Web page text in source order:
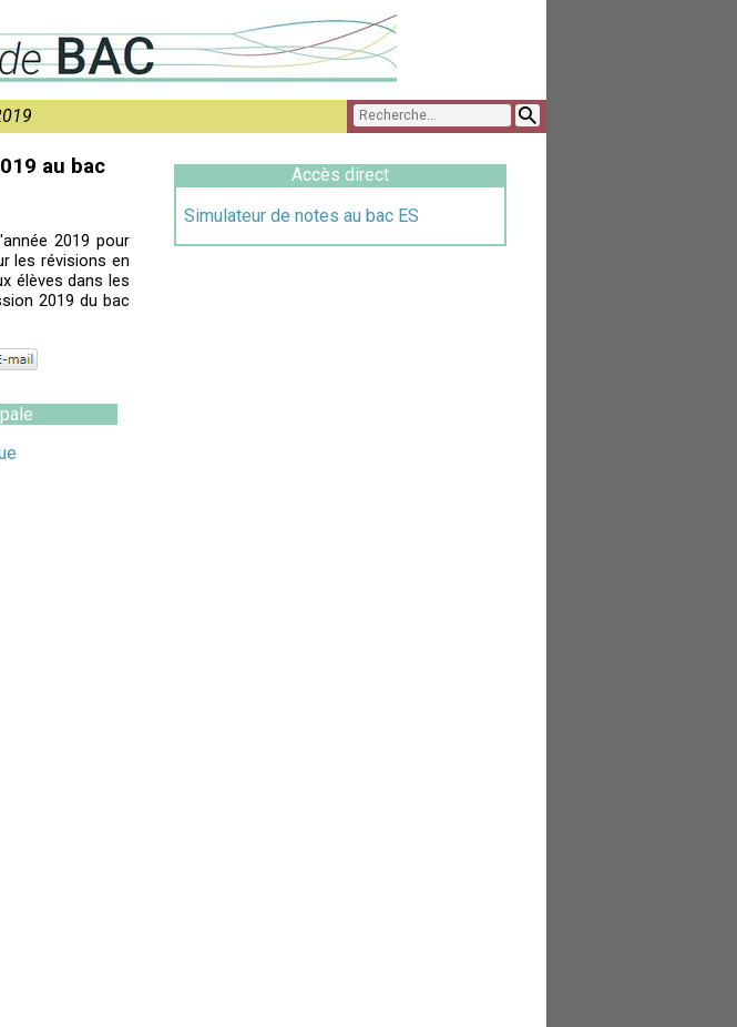
au bac
2019 pour
les révisions en
élèves dans les
2019 du bac
Accès direct
Simulateur de notes au bac ES